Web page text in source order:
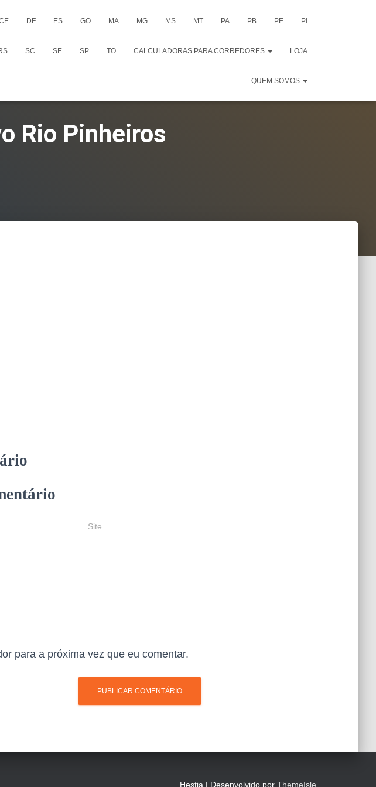
DF ES GO MA MG MS MT PA PB PE PI
SC SE SP TO CALCULADORAS PARA CORREDORES LOJA
QUEM SOMOS
Rio Pinheiros
Site
para a próxima vez que eu comentar.
Hestia | Desenvolvido por ThemeIsle